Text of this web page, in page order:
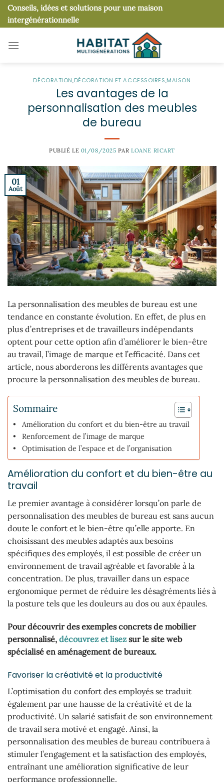
Passer
au
contenu
Conseils, idées et solutions pour une maison
intergénérationnelle
DÉCORATION,DÉCORATION ET ACCESSOIRES,MAISON
Les avantages de la
personnalisation des meubles
de bureau
PUBLIÉ LE 01/08/2025 PARLOANE RICART
01
Août
La personnalisation des meubles de bureau est une
tendance en constante évolution. En effet, de plus en
plus d’entreprises et de travailleurs indépendants
optent pour cette option afin d’améliorer le bien-être
au travail, l’image de marque et l’efficacité. Dans cet
article, nous aborderons les différents avantages que
procure la personnalisation des meubles de bureau.
Sommaire
Amélioration du confort et du bien-être au travail
Renforcement de l’image de marque
Optimisation de l’espace et de l’organisation
Amélioration du confort et du bien-être au
travail
Le premier avantage à considérer lorsqu’on parle de
personnalisation des meubles de bureau est sans aucun
doute le confort et le bien-être qu’elle apporte. En
choisissant des meubles adaptés aux besoins
spécifiques des employés, il est possible de créer un
environnement de travail agréable et favorable à la
concentration. De plus, travailler dans un espace
ergonomique permet de réduire les désagréments liés à
la posture tels que les douleurs au dos ou aux épaules.
Pour découvrir des exemples concrets de mobilier
personnalisé, découvrez et lisez sur le site web
spécialisé en aménagement de bureaux.
Favoriser la créativité et la productivité
L’optimisation du confort des employés se traduit
également par une hausse de la créativité et de la
productivité. Un salarié satisfait de son environnement
de travail sera motivé et engagé. Ainsi, la
personnalisation des meubles de bureau contribuera à
stimuler l’engagement et la satisfaction des employés,
entraînant une amélioration significative de leur
performance professionnelle.